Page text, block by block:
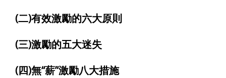
(二)有效激勵的六大原則
(三)激勵的五大迷失
(四)無“薪”激勵八大措施